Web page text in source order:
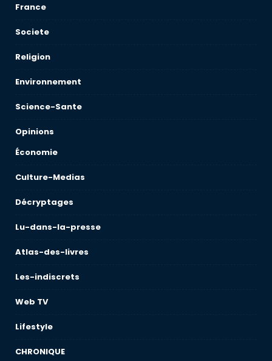
France
Societe
Religion
Environnement
Science-Sante
Opinions
Économie
Culture-Medias
Décryptages
Lu-dans-la-presse
Atlas-des-livres
Les-indiscrets
Web TV
Lifestyle
CHRONIQUE